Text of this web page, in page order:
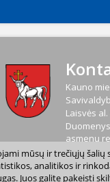
Kauno
Laisvės al.
asmenų
Kodas
PVM
mūsų ir trečiųjų
analitikos ir
Juos galite pakeisti